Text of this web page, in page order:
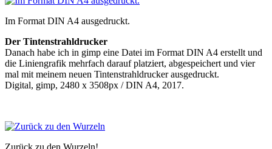
Im Format DIN A4 ausgedruckt.
Der Tintenstrahldrucker
Danach habe ich in gimp eine Datei im Format DIN A4 erstellt und
die Liniengrafik mehrfach darauf platziert, abgespeichert und vier
mal mit meinem neuen Tintenstrahldrucker ausgedruckt.
Digital, gimp, 2480 x 3508px / DIN A4, 2017.
Zurück zu den Wurzeln!